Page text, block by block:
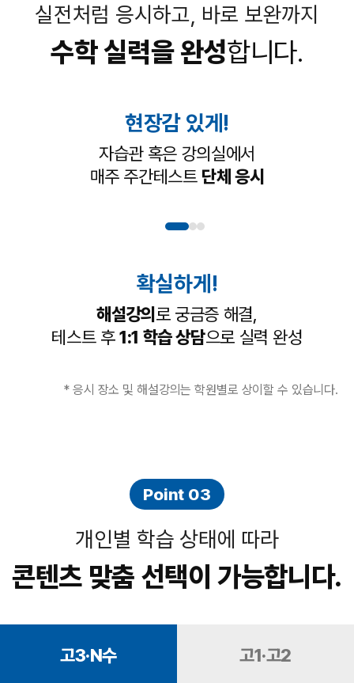
실전처럼 응시하고, 바로 보완까지
수학 실력을 완성합니다.
현장감 있게!
자습관 혹은 강의실에서
매주 주간테스트 단체 응시
확실하게!
해설강의 로 궁금증 해결,
테스트 후1:1 학습 상담으로 실력 완성
* 응시 장소 및 해설강의는 학원별로 상이할 수 있습니다.
Point 03
개인별 학습 상태에 따라
콘텐츠 맞춤 선택이 가능합니다.
고3·N수 고1·고2